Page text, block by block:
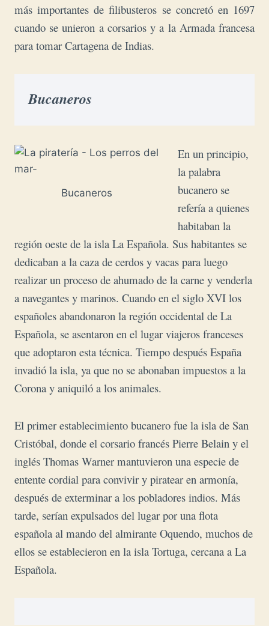
más importantes de filibusteros se concretó en 1697
cuando se unieron a corsarios y a la Armada francesa
para tomar Cartagena de Indias.
Bucaneros
Bucaneros
En un principio,
la palabra
bucanero se
refería a quienes
habitaban la
región oeste de la isla La Española. Sus habitantes se
dedicaban a la caza de cerdos y vacas para luego
realizar un proceso de ahumado de la carne y venderla
a navegantes y marinos. Cuando en el siglo XVI los
españoles abandonaron la región occidental de La
Española, se asentaron en el lugar viajeros franceses
que adoptaron esta técnica. Tiempo después España
invadió la isla, ya que no se abonaban impuestos a la
Corona y aniquiló a los animales.
El primer establecimiento bucanero fue la isla de San
Cristóbal, donde el corsario francés Pierre Belain y el
inglés Thomas Warner mantuvieron una especie de
entente cordial para convivir y piratear en armonía,
después de exterminar a los pobladores indios. Más
tarde, serían expulsados del lugar por una flota
española al mando del almirante Oquendo, muchos de
ellos se establecieron en la isla Tortuga, cercana a La
Española.